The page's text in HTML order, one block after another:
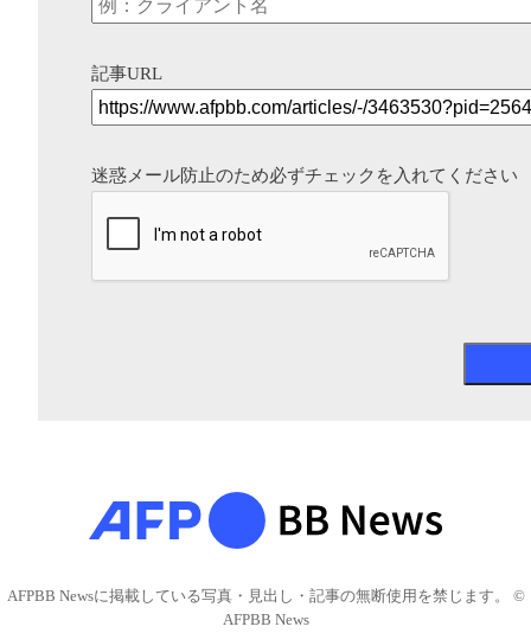
記事URL
迷惑メール防止のため必ずチェックを入れてください
AFPBB Newsに掲載している写真・見出し・記事の無断使用を禁じます。 ©
AFPBB News